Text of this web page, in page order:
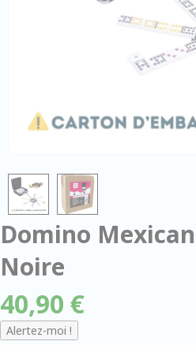
Domino
Noire
40,90 €